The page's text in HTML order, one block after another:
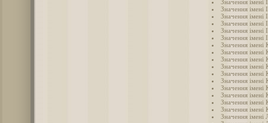
Значення імені
Значення імені
Значення імені
Значення імені
Значення імені
Значення імені
Значення імені
Значення імені
Значення імені
Значення імені
Значення імені
Значення імені
Значення імені
Значення імені
Значення імені
Значення імені
Значення імені